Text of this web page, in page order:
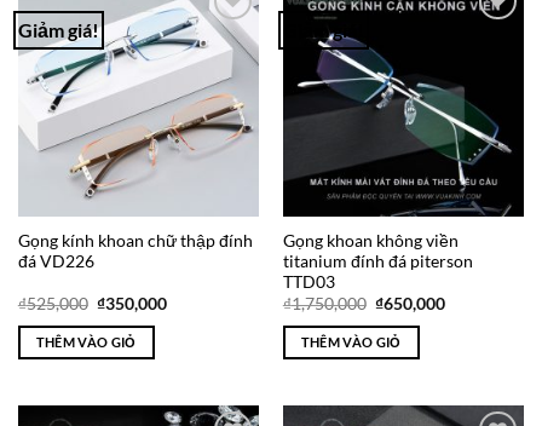
Giảm giá!
Add to
Wishlist
Gọng kính khoan chữ thập đính
đá VD226
₫525,000 Giá
là:
₫525,000.
₫350,000Giá
THÊM VÀO GIỎ
Giảm giá!
Gọng khoan không viền
titanium đính đá piterson
TTD03
₫1,750,000 Giá
là:
₫1,750,000.
₫650,000Giá
THÊM VÀO GIỎ